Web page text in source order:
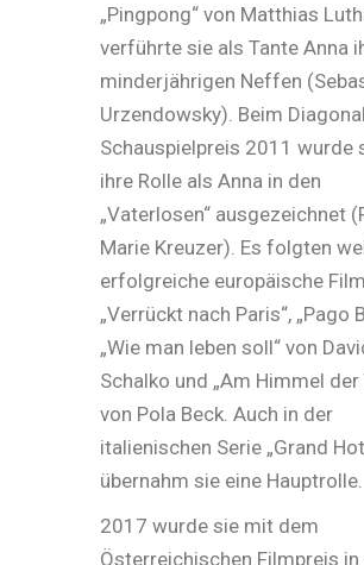
„Pingpong“ von Matthias
verführte sie als Tante Anna
minderjährigen Neffen
Urzendowsky). Beim
Schauspielpreis 2011 wurde
ihre Rolle als Anna in den
„Vaterlosen“ ausgezeichnet
Marie Kreuzer). Es folgten
erfolgreiche europäische
„Verrückt nach Paris“, „Pago
„Wie man leben soll“ von
Schalko und „Am Himmel der
von Pola Beck. Auch in der
italienischen Serie „Grand
übernahm sie eine Hauptrolle.
2017 wurde sie mit dem
Österreichischen Filmpreis in